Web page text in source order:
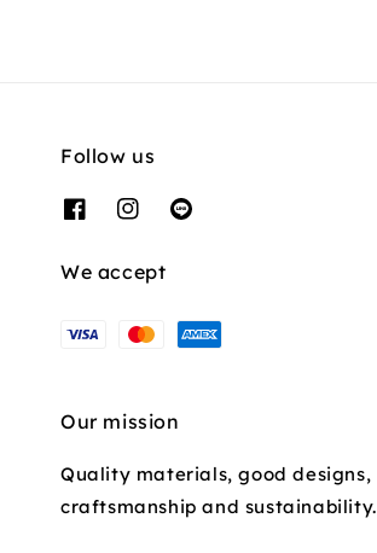
Follow us
We accept
Our mission
Quality materials, good designs,
craftsmanship and sustainability.